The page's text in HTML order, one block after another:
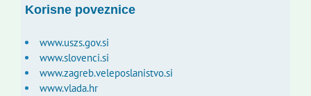
Korisne poveznice
www.uszs.gov.si
www.slovenci.si
www.zagreb.veleposlanistvo.si
www.vlada.hr